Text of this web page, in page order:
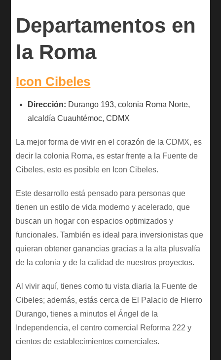
Departamentos en
la Roma
Icon Cibeles
Dirección: Durango 193, colonia Roma Norte,
alcaldía Cuauhtémoc, CDMX
La mejor forma de vivir en el corazón de la CDMX, es
decir la colonia Roma, es estar frente a la Fuente de
Cibeles, esto es posible en Icon Cibeles.
Este desarrollo está pensado para personas que
tienen un estilo de vida moderno y acelerado, que
buscan un hogar con espacios optimizados y
funcionales. También es ideal para inversionistas que
quieran obtener ganancias gracias a la alta plusvalía
de la colonia y de la calidad de nuestros proyectos.
Al vivir aquí, tienes como tu vista diaria la Fuente de
Cibeles; además, estás cerca de El Palacio de Hierro
Durango, tienes a minutos el Ángel de la
Independencia, el centro comercial Reforma 222 y
cientos de establecimientos comerciales.